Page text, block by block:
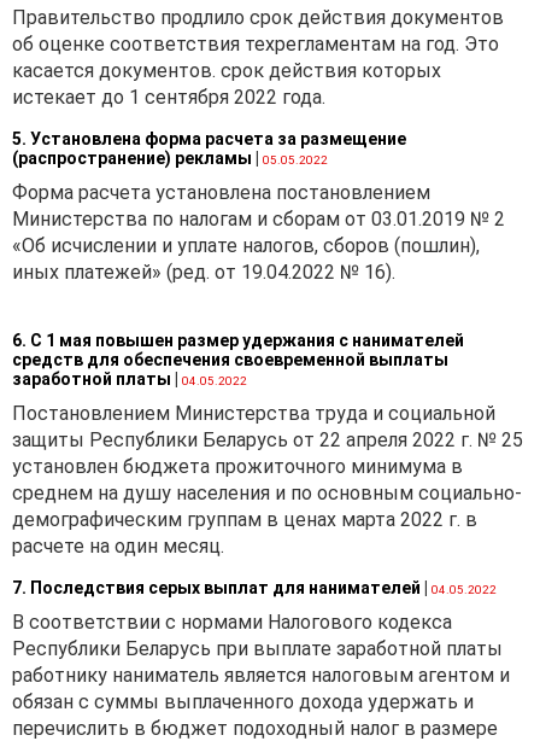
Правительство продлило срок действия документов
об оценке соответствия техрегламентам на год. Это
касается документов. срок действия которых
истекает до 1 сентября 2022 года.
5. Установлена форма расчета за размещение
(распространение) рекламы
05.05.2022
Форма расчета установлена постановлением
Министерства по налогам и сборам от 03.01.2019 № 2
«Об исчислении и уплате налогов, сборов (пошлин),
иных платежей» (ред. от 19.04.2022 № 16).
6. С 1 мая повышен размер удержания с нанимателей
средств для обеспечения своевременной выплаты
заработной платы
04.05.2022
Постановлением Министерства труда и социальной
защиты Республики Беларусь от 22 апреля 2022 г. № 25
установлен бюджета прожиточного минимума в
среднем на душу населения и по основным социально-
демографическим группам в ценах марта 2022 г. в
расчете на один месяц.
7. Последствия серых выплат для нанимателей 04.05.2022
В соответствии с нормами Налогового кодекса
Республики Беларусь при выплате заработной платы
работнику наниматель является налоговым агентом и
обязан с суммы выплаченного дохода удержать и
перечислить в бюджет подоходный налог в размере